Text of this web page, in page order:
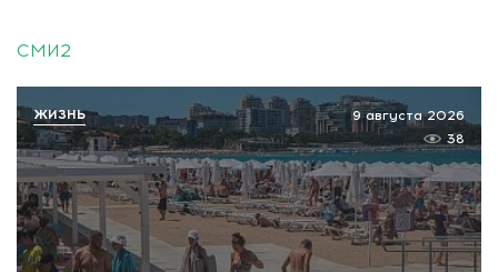
СМИ2
9 августа 2026
38
ЖИЗНЬ